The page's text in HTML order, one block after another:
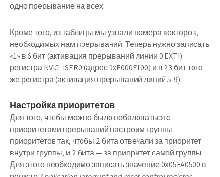
одно прерывание на всех.
Кроме того, из таблицы мы узнали номера векторов,
необходимых нам прерываний. Теперь нужно записать
«1» в 6 бит (активация прерываний линии 0 EXTI)
регистра NVIC_ISER0 (адрес 0xE000E100) и в 23 бит того
же регистра (активация прерываний линий 5-9).
Настройка приоритетов
Для того, чтобы можно было побаловаться с
приоритетами прерываний настроим группы
приоритетов так, чтобы 2 бита отвечали за приоритет
внутри группы, и 2 бита — за приоритет самой группы.
Для этого необходимо записать значение 0х05FA0500 в